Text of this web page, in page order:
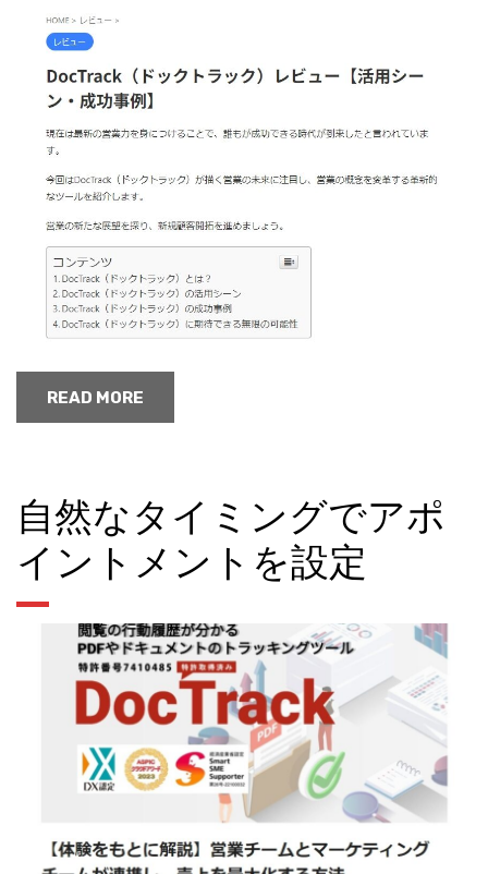
READ MORE
自然なタイミングでアポ
イントメントを設定